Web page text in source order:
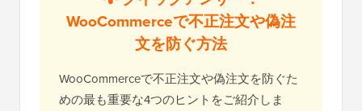
WooCommerceで不正注文や偽注
文を防ぐ方法
WooCommerceで不正注文や偽注文を防ぐた
めの最も重要な4つのヒントをご紹介しま